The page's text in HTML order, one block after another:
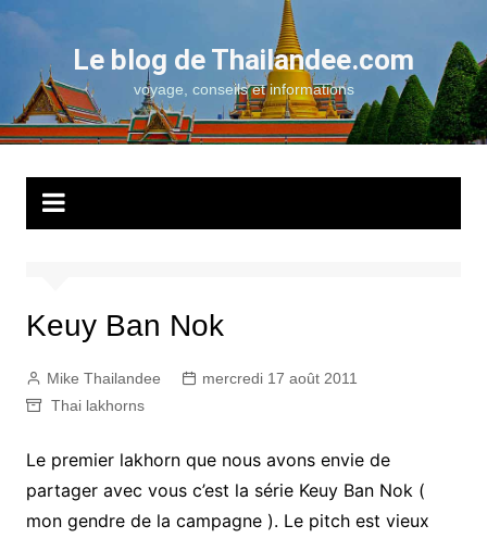
Aller
contenu
Le blog de Thailandee.com
voyage, conseils et informations
Keuy Ban Nok
Mike Thailandee
mercredi 17 août 2011
Thai lakhorns
Le premier lakhorn que nous avons envie de
partager avec vous c’est la série Keuy Ban Nok (
mon gendre de la campagne ). Le pitch est vieux